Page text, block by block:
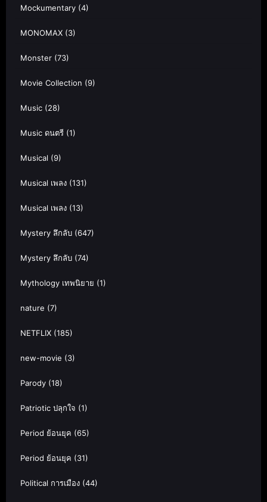
Mockumentary (4)
MONOMAX (3)
Monster (73)
Movie Collection (9)
Music (28)
Music ดนตรี (1)
Musical (9)
Musical เพลง (131)
Musical เพลง (13)
Mystery ลึกลับ (647)
Mystery ลึกลับ (74)
Mythology เทพนิยาย (1)
nature (7)
NETFLIX (185)
new-movie (3)
Parody (18)
Patriotic ปลุกใจ (1)
Period ย้อนยุค (65)
Period ย้อนยุค (31)
Political การเมือง (44)